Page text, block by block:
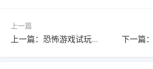
上一篇
上一篇：恐怖游戏试玩视频引外网热议：摄像头监控 玩家必须全程保持微笑